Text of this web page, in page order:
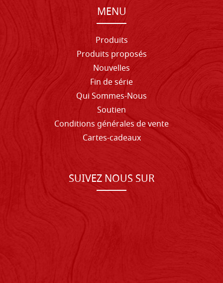
MENU
Produits
Produits proposés
Nouvelles
Fin de série
Qui Sommes-Nous
Soutien
Conditions générales de vente
Cartes-cadeaux
SUIVEZ NOUS SUR